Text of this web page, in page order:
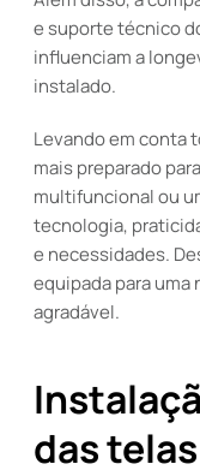
e suporte técnico
influenciam a
instalado.
Levando em conta
mais preparado
multifuncional ou
tecnologia,
e necessidades.
equipada para uma
agradável.
das